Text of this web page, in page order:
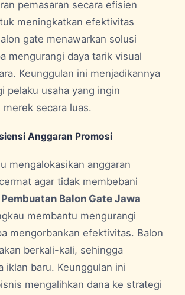
pemasaran secara efisien
meningkatkan efektivitas
gate menawarkan solusi
mengurangi daya tarik visual
Keunggulan ini menjadikannya
pelaku usaha yang ingin
secara luas.
Anggaran Promosi
mengalokasikan anggaran
agar tidak membebani
Balon Gate Jawa
membantu mengurangi
mengorbankan efektivitas. Balon
berkali-kali, sehingga
iklan baru. Keunggulan ini
mengalihkan dana ke strategi